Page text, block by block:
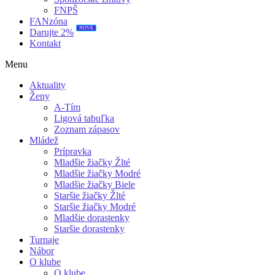
FNPŠ
FANzóna
Darujte 2%
NOVÉ
Kontakt
Menu
Aktuality
Ženy
A-Tím
Ligová tabuľka
Zoznam zápasov
Mládež
Prípravka
Mladšie žiačky Žlté
Mladšie žiačky Modré
Mladšie žiačky Biele
Staršie žiačky Žlté
Staršie žiačky Modré
Mladšie dorastenky
Staršie dorastenky
Turnaje
Nábor
O klube
O klube